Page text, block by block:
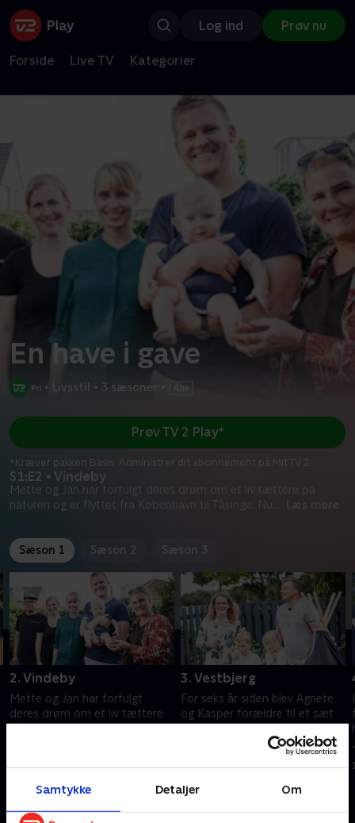
Samtykke Detaljer Om
Log ind Prøv nu
Forside Live TV Kategorier
En have i gave
• Livsstil • 3 sæsoner
S1:E2 • Vindeby
Mette og Jan har forfulgt deres drøm om et liv tættere på
naturen og er flyttet fra København til Tåsinge. Nu
Læs mere
Prøv TV 2 Play*
*Kræver pakken Basis. Administrer dit abonnement på Mit TV 2.
Sæson 1 Sæson 2 Sæson 3
2. Vindeby
Mette og Jan har forfulgt
deres drøm om et liv tættere
på naturen og er flyttet fra
27. februar 2017 • 38 min
3. Vestbjerg
For seks år siden blev Agnete
og Kasper forældre til et sæt
tvillinger. For sønnen Anton har
livet været en lang og sej kamp
6. marts 2017 • 37 min
Andre så også